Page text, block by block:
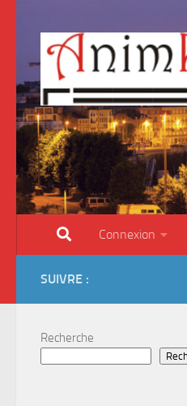
Connexion
SUIVRE :
Recherche